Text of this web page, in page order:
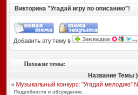
Викторина "Угадай игру по описанию"!
Добавить эту тему в
Похожие темы:
Название Темы
» Музыкальный конкурс: "Угадай мелодию"
Подробности и обсуждение.